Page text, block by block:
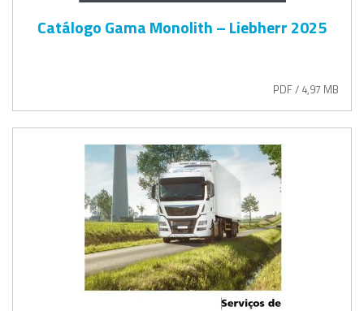
Catálogo Gama Monolith – Liebherr 2025
PDF / 4,97 MB